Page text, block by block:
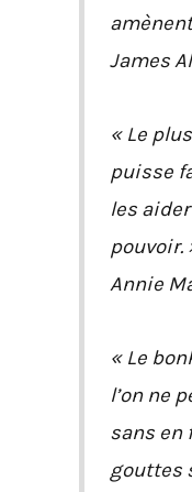
James
« Le
puisse
les
pouvoir.
Annie
« Le
l’on ne
sans en
gouttes